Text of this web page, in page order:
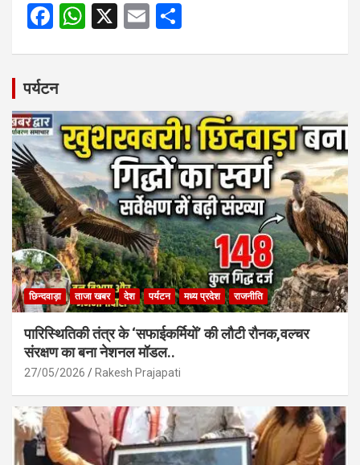
F
b
o
o
k
W
A
p
p
X
E
पर्यटन
छिन्दवाड़ा ताजा खबर देश पर्यटन मध्य प्रदेश राजनीति
पारिस्थितिकी तंत्र के ‘सफाईकर्मियों’ की लौटी रौनक,वल्चर
संरक्षण का बना नेशनल मॉडल..
27/05/2026 Rakesh Prajapati